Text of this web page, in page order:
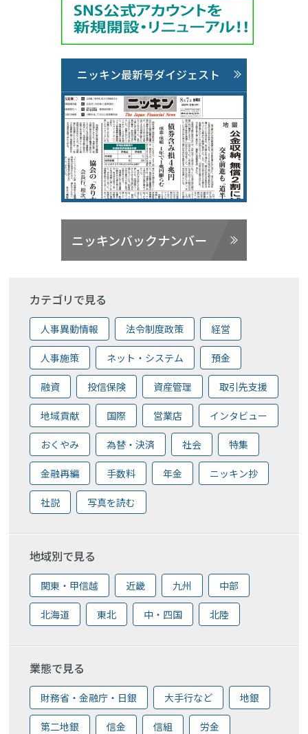
ニッキン最新号ダイジェスト
ニッキンバックナンバー
カテゴリで見る
人事異動情報 法令制度政策 経営
人事施策 ネット・システム 預金
融資 投信保険 資産管理 取引先支援
地域貢献 国際 営業店 インタビュー
おくやみ 為替・決済 社会 特集
金融再編 手数料 年金 ニッキン抄
社説 写真を読む
地域別で見る
関東・甲信越 近畿 九州 中部
北海道 東北 中・四国 北陸
業態で見る
財務省・金融庁・日銀 大手行など 地銀
第二地銀 信金 信組 労金